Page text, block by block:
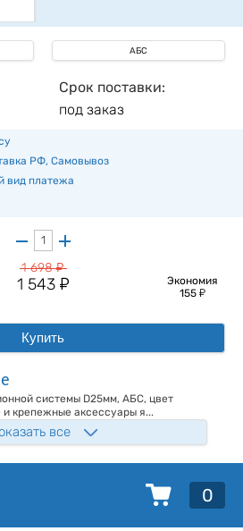
АБС
Срок поставки:
под заказ
РФ, Самовывоз
вид платежа
1 698у
1 543 у
Экономия
155 у
Купить
системы D25мм, АБС, цвет
крепежные аксессуары я...
все
0